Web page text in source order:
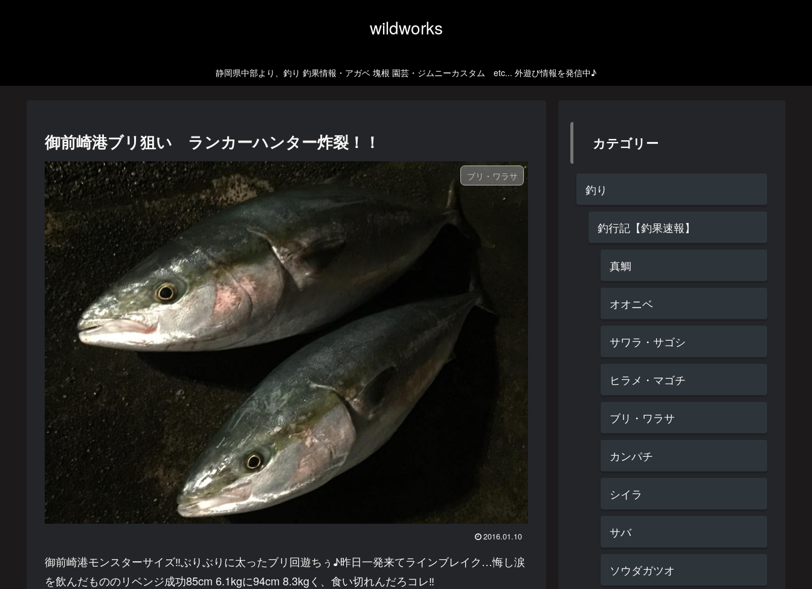
wildworks
静岡県中部より、釣り 釣果情報・アガベ 塊根 園芸・ジムニーカスタム etc... 外遊び情報を発信中♪
御前崎港ブリ狙い ランカーハンター炸裂！！
ブリ・ワラサ
2016.01.10
御前崎港モンスターサイズ‼︎ぶりぶりに太ったブリ回遊ちぅ♪昨日一発来てラインブレイク…悔し涙
を飲んだもののリベンジ成功85cm 6.1kgに94cm 8.3kgく、食い切れんだろコレ‼︎
カテゴリー
釣り
釣行記【釣果速報】
真鯛
オオニベ
サワラ・サゴシ
ヒラメ・マゴチ
ブリ・ワラサ
カンパチ
シイラ
サバ
ソウダガツオ